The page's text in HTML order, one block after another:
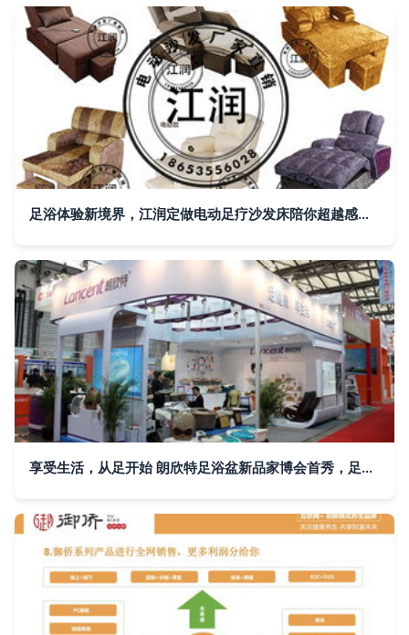
足浴体验新境界，江润定做电动足疗沙发床陪你超越感官极限
享受生活，从足开始 朗欣特足浴盆新品家博会首秀，足浴服务升级登场